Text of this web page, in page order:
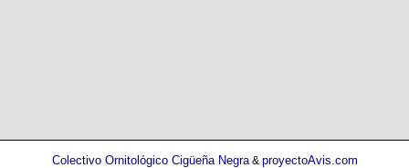
Colectivo Ornitológico Cigüeña Negra& proyectoAvis.com